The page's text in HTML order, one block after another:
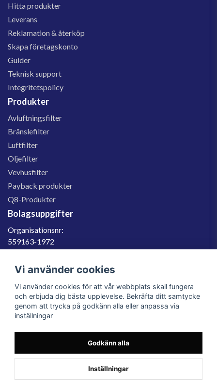
Hitta produkter
Leverans
Reklamation & återköp
Skapa företagskonto
Guider
Teknisk support
Integritetspolicy
Produkter
Avluftningsfilter
Bränslefilter
Luftfilter
Oljefilter
Vevhusfilter
Payback produkter
Q8-Produkter
Bolagsuppgifter
Organisationsnr:
559163-1972
SE559163197201
060-566 800
info@filter.se
559163-1972
© 2023 Filter.se, All rights reserved.
Vi använder cookies
Vi använder cookies för att vår webbplats skall fungera
och erbjuda dig bästa upplevelse. Bekräfta ditt samtycke
genom att trycka på godkänn alla eller anpassa via
inställningar
Godkänn alla
Inställningar